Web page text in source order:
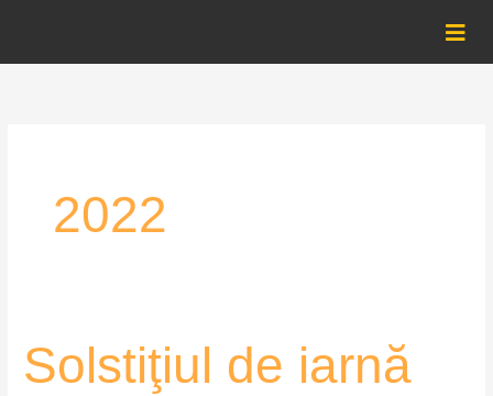
content
2022
Solstiţiul de iarnă
Solstiţiul
de